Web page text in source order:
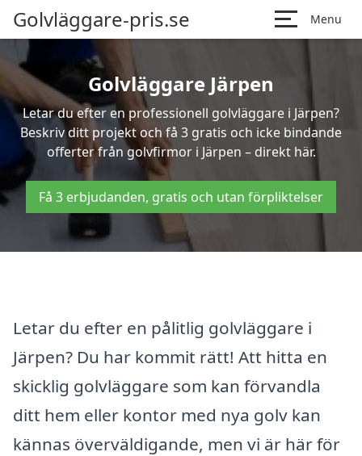
Golvläggare-pris.se Menu
Golvläggare Järpen
Letar du efter en professionell golvläggare i Järpen?
Beskriv ditt projekt och få 3 gratis och icke bindande
offerter från golvfirmor i Järpen – direkt här.
Få 3 erbjudanden, gratis och utan förpliktelser
Letar du efter en pålitlig golvläggare i
Järpen? Du har kommit rätt! Att hitta en
skicklig golvläggare som kan förvandla
ditt hem eller kontor med nya golv kan
kännas överväldigande, men vi är här för